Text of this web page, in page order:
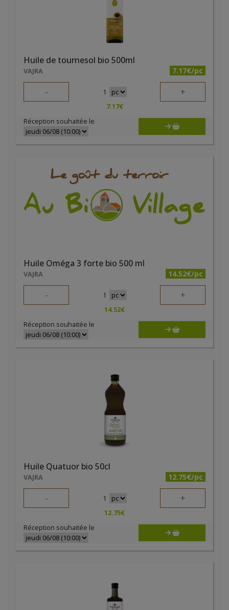
Huile de tournesol bio 500ml
VAJRA 7.17€/pc
- 1 +
7.17€
Réception souhaitée le
Huile Oméga 3 forte bio 500 ml
VAJRA 14.52€/pc
- 1 +
14.52€
Réception souhaitée le
Huile Quatuor bio 50cl
VAJRA 12.75€/pc
- 1 +
12.75€
Réception souhaitée le